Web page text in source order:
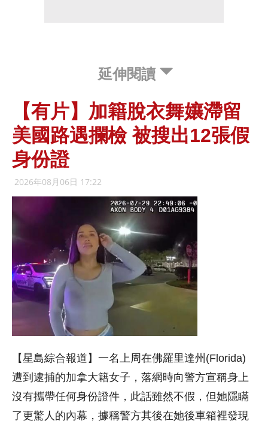
延伸閱讀
【有片】加籍脫衣舞孃滯留
美國路遇攔檢 被搜出12張假
身份證
2026年08月06日 17:22
【星島綜合報道】一名上周在佛羅里達州(Florida)
遭到逮捕的加拿大籍女子，落網時向警方宣稱身上
沒有攜帶任何身份證件，此話雖然不假，但她隱瞞
了更驚人的內幕，據稱警方其後在她後車箱裡發現